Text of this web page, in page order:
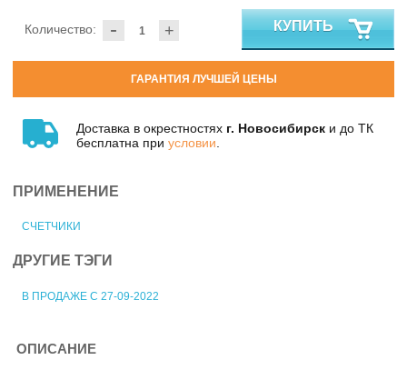
- +
Количество: КУПИТЬ
ГАРАНТИЯ ЛУЧШЕЙ ЦЕНЫ
Доставка в окрестностях г. Новосибирск и до ТК
бесплатна при условии
ПРИМЕНЕНИЕ
СЧЕТЧИКИ
ДРУГИЕ ТЭГИ
В ПРОДАЖЕ С 27-09-2022
ОПИСАНИЕ